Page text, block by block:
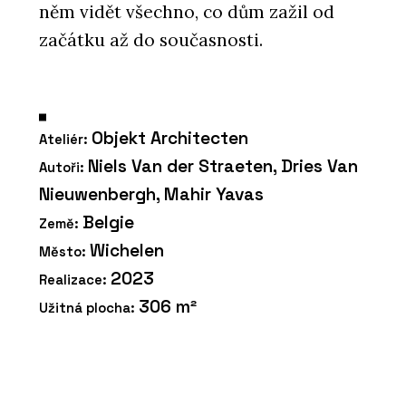
něm vidět všechno, co dům zažil od
začátku až do současnosti.
Ateliér: Objekt Architecten
Autoři: Niels Van der Straeten, Dries Van
Nieuwenbergh, Mahir Yavas
Země: Belgie
Město: Wichelen
Realizace: 2023
Užitná plocha: 306 m²